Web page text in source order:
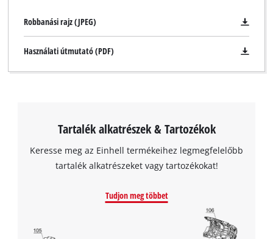
A Google Maps szolgáltatás betöltéséhez
szükségünk van az Ön jóváhagyására!
Robbanási rajz (JPEG)
Használati útmutató (PDF)
Tartalék alkatrészek & Tartozékok
Keresse meg az Einhell termékeihez legmegfelelőbb
tartalék alkatrészeket vagy tartozékokat!
Tudjon meg többet